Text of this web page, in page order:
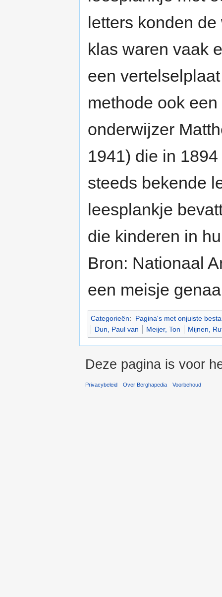
letters konden
klas waren vaak
een
methode ook
onderwijzer
1941) die in
steeds bekende
leesplankje
die kinderen in
Bron: Nationaal
een meisje
Categorieën:
Pagina's met onjuiste
Dun, Paul van
Meijer, Ton Mijnen,
Deze pagina is voor
Privacybeleid Over Berghapedia Voorbehoud